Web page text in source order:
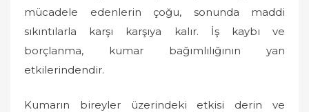
mücadele edenlerin çoğu, sonunda maddi
sıkıntılarla karşı karşıya kalır. İş kaybı ve
borçlanma, kumar bağımlılığının yan
etkilerindendir.
Kumarın bireyler üzerindeki etkisi derin ve